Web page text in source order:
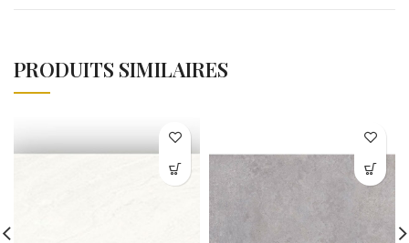
PRODUITS SIMILAIRES